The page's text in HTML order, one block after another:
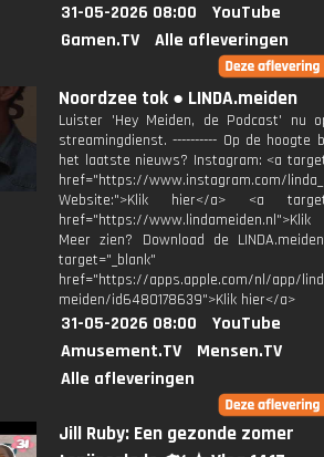
31-05-2026 08:00
YouTube
Gamen.TV
Alle afleveringen
Noordzee tok ● LINDA.meiden
Luister 'Hey Meiden, de Podcast' nu
streamingdienst. ---------- Op de hoogte
het laatste nieuws? Instagram: <a
href="https://www.instagram.com/
Website:">Klik hier</a> <a
href="https://
Meer zien? Download de
target="_blank"
href="https://apps.apple.com/nl/app/
meiden/id6480178639">Klik hier</a>
31-05-2026 08:00
YouTube
Amusement.TV
Mensen.TV
Alle afleveringen
Jill Ruby: Een gezonde zomer